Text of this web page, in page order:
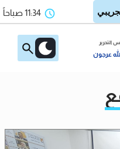
11:34 صباحاً
التحرير
عرجون